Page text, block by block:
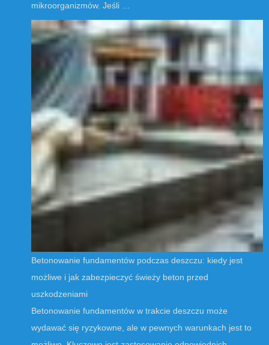
mikroorganizmów. Jeśli …
Betonowanie fundamentów podczas deszczu: kiedy jest
możliwe i jak zabezpieczyć świeży beton przed
uszkodzeniami
Betonowanie fundamentów w trakcie deszczu może
wydawać się ryzykowne, ale w pewnych warunkach jest to